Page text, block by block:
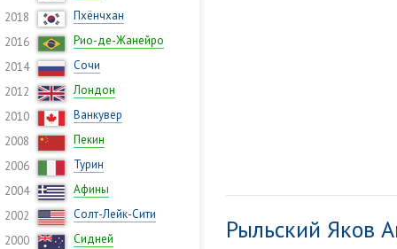
2018
Пхёнчхан
2016
Рио-де-Жанейро
2014
Сочи
2012
Лондон
2010
Ванкувер
2008
Пекин
2006
Турин
2004
Афины
2002
Солт-Лейк-Сити
2000
Сидней
Рыльский Яков